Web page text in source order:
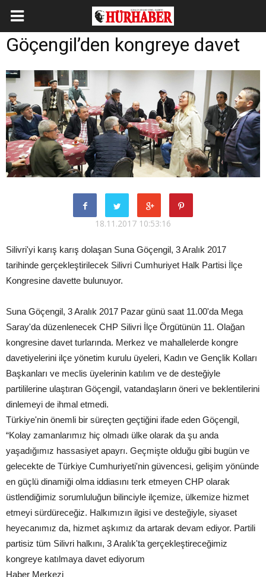
Göçengil’den kongreye davet
18.11.2017 10:53:16
Silivri'yi karış karış dolaşan Suna Göçengil, 3 Aralık 2017
tarihinde gerçekleştirilecek Silivri Cumhuriyet Halk Partisi İlçe
Kongresine davette bulunuyor.
Suna Göçengil, 3 Aralık 2017 Pazar günü saat 11.00'da Mega
Saray'da düzenlenecek CHP Silivri İlçe Örgütünün 11. Olağan
kongresine davet turlarında. Merkez ve mahallelerde kongre
davetiyelerini ilçe yönetim kurulu üyeleri, Kadın ve Gençlik Kolları
Başkanları ve meclis üyelerinin katılım ve de desteğiyle
partililerine ulaştıran Göçengil, vatandaşların öneri ve beklentilerini
dinlemeyi de ihmal etmedi.
Türkiye'nin önemli bir süreçten geçtiğini ifade eden Göçengil,
“Kolay zamanlarımız hiç olmadı ülke olarak da şu anda
yaşadığımız hassasiyet apayrı. Geçmişte olduğu gibi bugün ve
gelecekte de Türkiye Cumhuriyeti'nin güvencesi, gelişim yönünde
en güçlü dinamiği olma iddiasını terk etmeyen CHP olarak
üstlendiğimiz sorumluluğun bilinciyle ilçemize, ülkemize hizmet
etmeyi sürdüreceğiz. Halkımızın ilgisi ve desteğiyle, siyaset
heyecanımız da, hizmet aşkımız da artarak devam ediyor. Partili
partisiz tüm Silivri halkını, 3 Aralık'ta gerçekleştireceğimiz
kongreye katılmaya davet ediyorum
Haber Merkezi